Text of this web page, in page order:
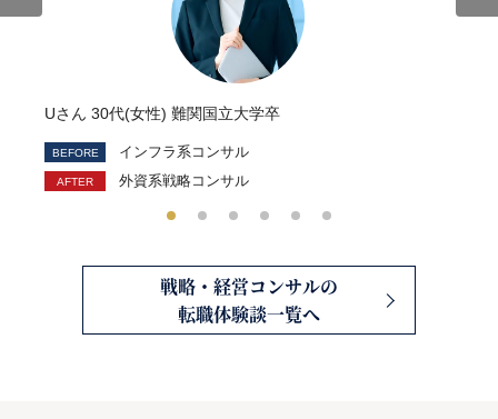
Uさん 30代(女性) 難関国立大学卒
インフラ系コンサル
外資系戦略コンサル
戦略・経営コンサルの
転職体験談一覧へ